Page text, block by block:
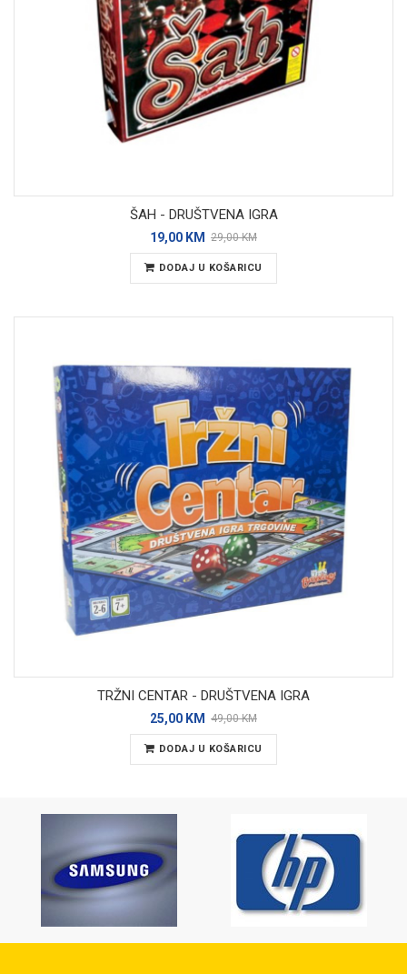
ŠAH - DRUŠTVENA IGRA
19,00 KM 29,00 KM
DODAJ U KOŠARICU
TRŽNI CENTAR - DRUŠTVENA IGRA
25,00 KM 49,00 KM
DODAJ U KOŠARICU